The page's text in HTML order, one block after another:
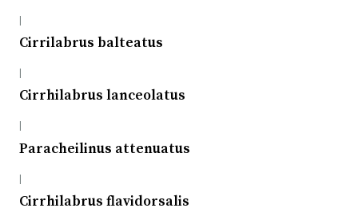
|
Cirrilabrus balteatus
|
Cirrhilabrus lanceolatus
|
Paracheilinus attenuatus
|
Cirrhilabrus flavidorsalis